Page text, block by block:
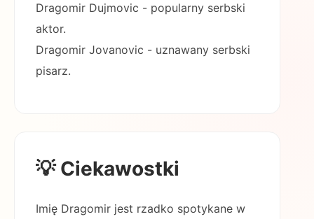
Dragomir Dujmovic - popularny serbski
aktor.
Dragomir Jovanovic - uznawany serbski
pisarz.
💡 Ciekawostki
Imię Dragomir jest rzadko spotykane w